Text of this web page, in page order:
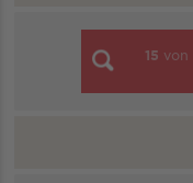
15 von